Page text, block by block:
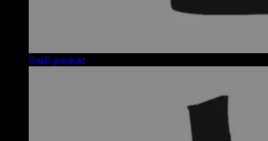
Další produkt